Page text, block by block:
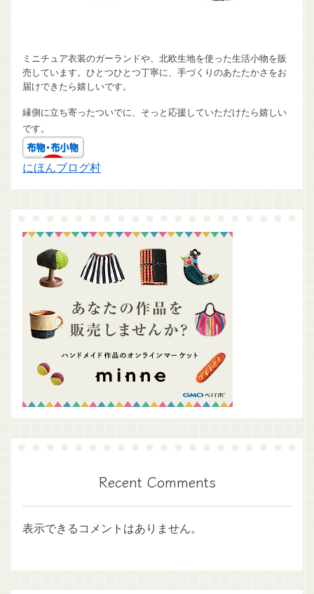
ミニチュア衣装のガーランドや、北欧生地を使った生活小物を販
売しています。ひとつひとつ丁寧に、手づくりのあたたかさをお
届けできたら嬉しいです。
縁側に立ち寄ったついでに、そっと応援していただけたら嬉しい
です。
にほんブログ村
Recent Comments
表示できるコメントはありません。